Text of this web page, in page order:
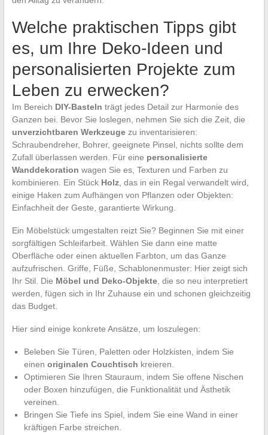
Welche praktischen Tipps gibt
es, um Ihre Deko-Ideen und
personalisierten Projekte zum
Leben zu erwecken?
Im Bereich DIY-Basteln trägt jedes Detail zur Harmonie des
Ganzen bei. Bevor Sie loslegen, nehmen Sie sich die Zeit, die
unverzichtbaren Werkzeugezu inventarisieren:
Schraubendreher, Bohrer, geeignete Pinsel, nichts sollte dem
Zufall überlassen werden. Für eine personalisierte
Wanddekoration wagen Sie es, Texturen und Farben zu
kombinieren. Ein Stück Holz, das in ein Regal verwandelt wird,
einige Haken zum Aufhängen von Pflanzen oder Objekten:
Einfachheit der Geste, garantierte Wirkung.
Ein Möbelstück umgestalten reizt Sie? Beginnen Sie mit einer
sorgfältigen Schleifarbeit. Wählen Sie dann eine matte
Oberfläche oder einen aktuellen Farbton, um das Ganze
aufzufrischen. Griffe, Füße, Schablonenmuster: Hier zeigt sich
Ihr Stil. Die Möbel und Deko-Objekte, die so neu interpretiert
werden, fügen sich in Ihr Zuhause ein und schonen gleichzeitig
das Budget.
Hier sind einige konkrete Ansätze, um loszulegen:
Beleben Sie Türen, Paletten oder Holzkisten, indem Sie
einen originalen Couchtisch kreieren.
Optimieren Sie Ihren Stauraum, indem Sie offene Nischen
oder Boxen hinzufügen, die Funktionalität und Ästhetik
vereinen.
Bringen Sie Tiefe ins Spiel, indem Sie eine Wand in einer
kräftigen Farbe streichen.